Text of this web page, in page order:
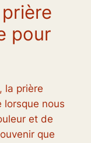
pour
la prière
nous
et de
que